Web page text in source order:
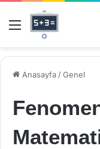
Menü
Anasayfa /Genel